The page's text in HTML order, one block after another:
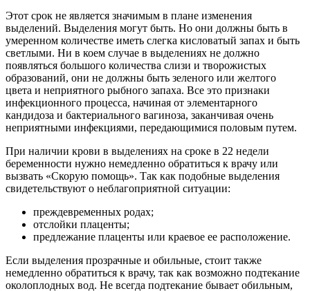
Этот срок не является значимым в плане изменения
выделений. Выделения могут быть. Но они должны быть в
умеренном количестве иметь слегка кисловатый запах и быть
светлыми. Ни в коем случае в выделениях не должно
появляться большого количества слизи и творожистых
образований, они не должны быть зеленого или желтого
цвета и неприятного рыбного запаха. Все это признаки
инфекционного процесса, начиная от элементарного
кандидоза и бактериального вагиноза, заканчивая очень
неприятными инфекциями, передающимися половым путем.
При наличии крови в выделениях на сроке в 22 недели
беременности нужно немедленно обратиться к врачу или
вызвать «Скорую помощь». Так как подобные выделения
свидетельствуют о неблагоприятной ситуации:
преждевременных родах;
отслойки плаценты;
предлежание плаценты или краевое ее расположение.
Если выделения прозрачные и обильные, стоит также
немедленно обратиться к врачу, так как возможно подтекание
околоплодных вод. Не всегда подтекание бывает обильным,